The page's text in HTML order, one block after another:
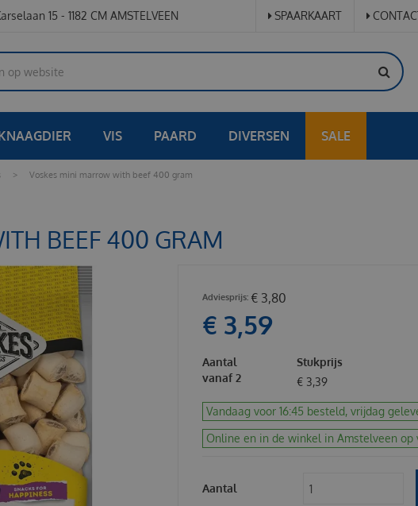
> Voskes mini marrow with beef 400 gram
15 - 1182 CM AMSTELVEEN SPAARKAART
VIS PAARD DIVERSEN SALE
BEEF 400 GRAM
€ 3,80
€ 3,59
Aantal
Stukprijs
vanaf 2
€ 3,39
Vandaag voor 16:45 besteld, vrijdag
Online en in de winkel in Amstelveen op
Aantal